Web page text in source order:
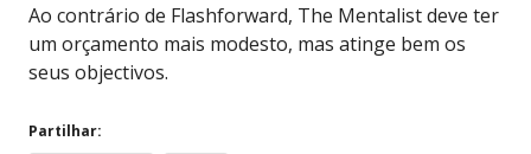
Ao contrário de Flashforward, The Mentalist deve ter
um orçamento mais modesto, mas atinge bem os
seus objectivos.
Partilhar: